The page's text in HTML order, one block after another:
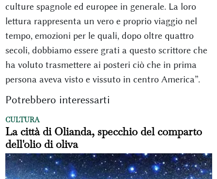
culture spagnole ed europee in generale. La loro
lettura rappresenta un vero e proprio viaggio nel
tempo, emozioni per le quali, dopo oltre quattro
secoli, dobbiamo essere grati a questo scrittore che
ha voluto trasmettere ai posteri ciò che in prima
persona aveva visto e vissuto in centro America”.
Potrebbero interessarti
CULTURA
La città di Olianda, specchio del comparto
dell'olio di oliva